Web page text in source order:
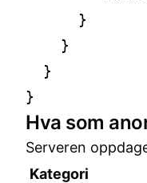
      }
    }
  }
Hva som
Serveren
Kategori